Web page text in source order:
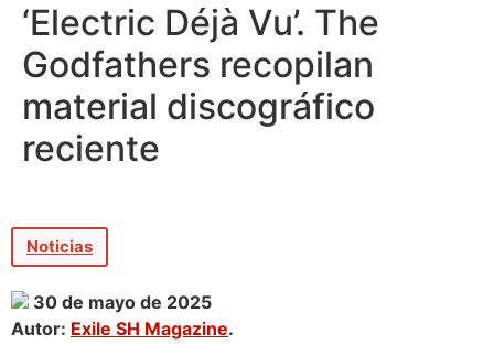
‘Electric Déjà Vu’. The
Godfathers recopilan
material discográfico
reciente
Noticias
30 de mayo de 2025
Autor: Exile SH Magazine.